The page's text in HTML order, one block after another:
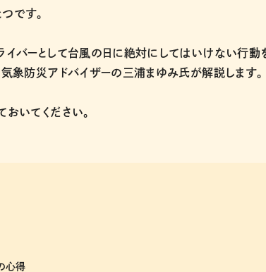
です。
バーとして台風の日に絶対にしてはいけない行動
象防災アドバイザーの三浦まゆみ氏が解説します。
いてください。
心得